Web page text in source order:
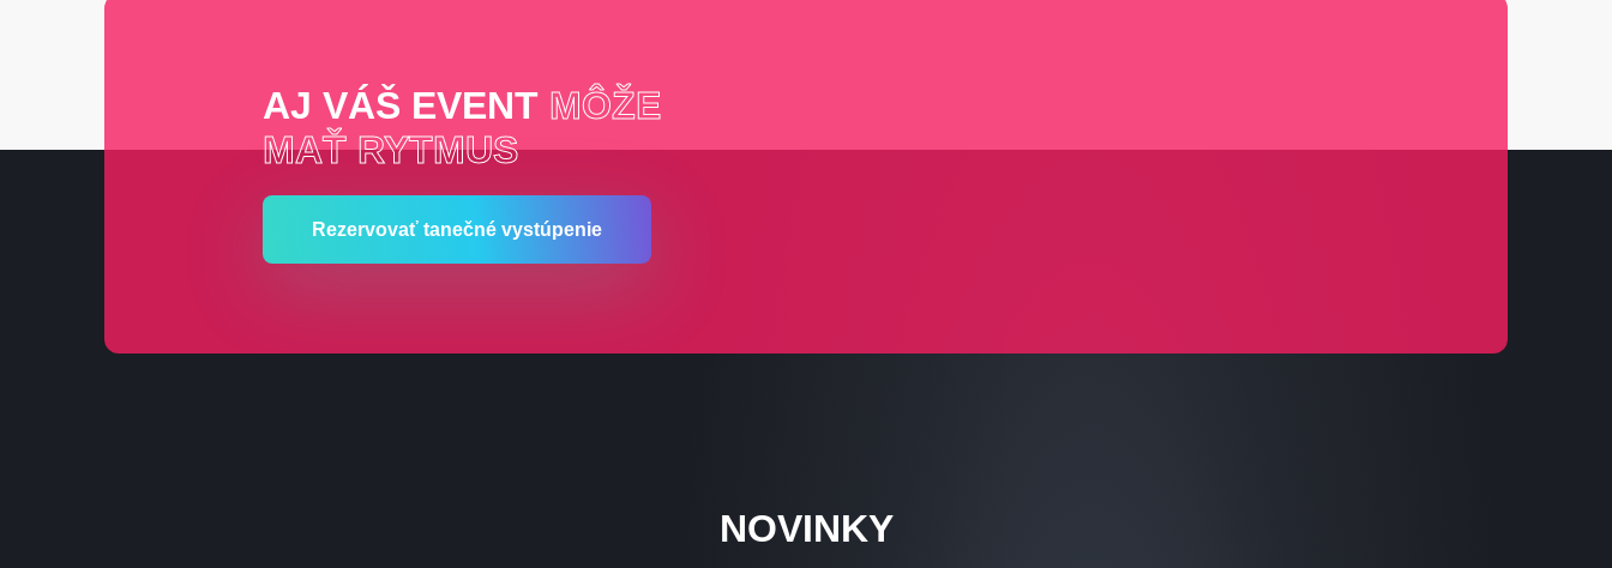
AJ VÁŠ EVENT MÔŽE
MAŤ RYTMUS
Rezervovať tanečné vystúpenie
NOVINKY